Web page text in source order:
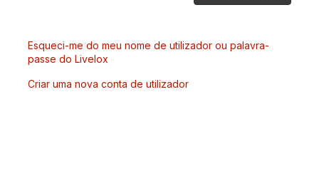
Esqueci-me do meu nome de utilizador ou palavra-
passe do Livelox
Criar uma nova conta de utilizador